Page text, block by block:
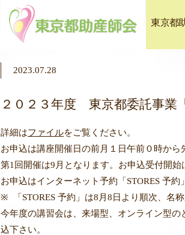
東京都
2023.07.28
２０２３年度 東京都委託事業
詳細はファイルをご覧ください。
お申込は講座開催日の前月１日午前０時から
第1回開催は9月となります。お申込受付開始
お申込はインターネット予約「STORES 予約
※ 「STORES 予約」は8月8日より順次、名
今年度の講習会は、来場型、オンライン型
込下さい。